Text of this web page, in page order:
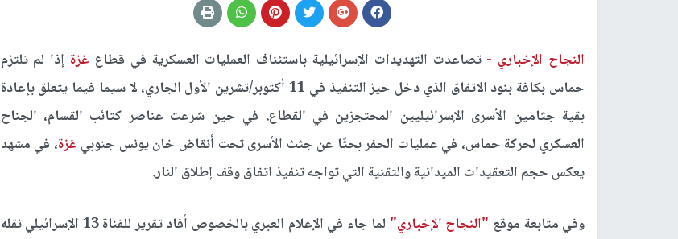
النجاح الإخباري -تصاعدت التهديدات الإسرائيلية باستئناف العمليات العسكرية في قطاع غزة إذا لم تلتزم
حماس بكافة بنود الاتفاق الذي دخل حيز التنفيذ في 11 أكتوبر/تشرين الأول الجاري، لا سيما فيما يتعلق بإعادة
بقية جثامين الأسرى الإسرائيليين المحتجزين في القطاع. في حين شرعت عناصر كتائب القسام، الجناح
العسكري لحركة حماس، في عمليات الحفر بحثًا عن جثث الأسرى تحت أنقاض خان يونس جنوبي غزة، في مشهد
يعكس حجم التعقيدات الميدانية والتقنية التي تواجه تنفيذ اتفاق وقف إطلاق النار.
وفي متابعة موقع "النجاح الإخباري"
لما جاء في الإعلام العبري بالخصوص أفاد تقرير للقناة 13 الإسرائيلي نقله